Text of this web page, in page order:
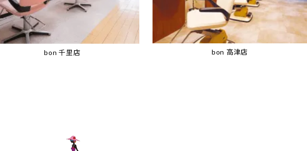
bon 千里店 bon 高津店